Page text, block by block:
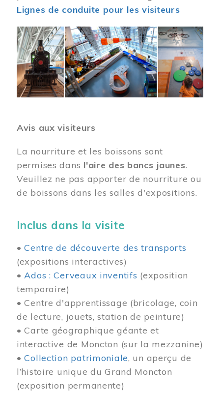
Lignes de conduite pour les visiteurs
Image
Avis aux visiteurs
La nourriture et les boissons sont
permises dans l'aire des bancs jaunes.
Veuillez ne pas apporter de nourriture ou
de boissons dans les salles d'expositions.
Inclus dans la visite
•Centre de découverte des transports
(expositions interactives)
•Ados : Cerveaux inventifs (exposition
temporaire)
• Centre d'apprentissage (bricolage, coin
de lecture, jouets, station de peinture)
• Carte géographique géante et
interactive de Moncton (sur la mezzanine)
•Collection patrimoniale, un aperçu de
l’histoire unique du Grand Moncton
(exposition permanente)